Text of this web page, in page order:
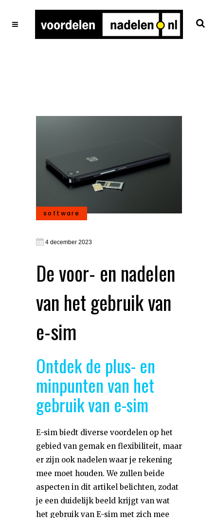
software
4 december 2023
De voor- en nadelen
van het gebruik van
e-sim
Ontdek de plus- en
minpunten van het
gebruik van e-sim
E-sim biedt diverse voordelen op het
gebied van gemak en flexibiliteit, maar
er zijn ook nadelen waar je rekening
mee moet houden. We zullen beide
aspecten in dit artikel belichten, zodat
je een duidelijk beeld krijgt van wat
het gebruik van E-sim met zich mee